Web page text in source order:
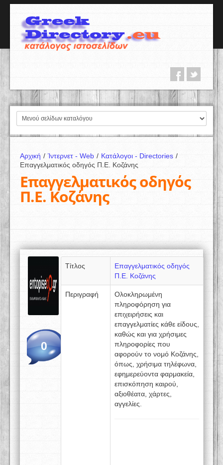
Αρχική / Ίντερνετ - Web / Κατάλογοι - Directories /
Επαγγελματικός οδηγός Π.Ε. Κοζάνης
Επαγγελματικός οδηγός
Π.Ε. Κοζάνης
0
Τίτλος
Επαγγελματικός οδηγός
Π.Ε. Κοζάνης
Περιγραφή
Ολοκληρωμένη
πληροφόρηση για
επιχειρήσεις και
επαγγελματίες κάθε είδους,
καθώς και για χρήσιμες
πληροφορίες που
αφορούν το νομό Κοζάνης,
όπως, χρήσιμα τηλέφωνα,
εφημερεύοντα φαρμακεία,
επισκόπηση καιρού,
αξιοθέατα, χάρτες,
αγγελίες.